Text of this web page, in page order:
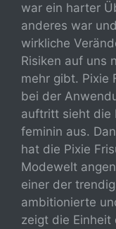
war ein harter
anderes war
wirkliche
Risiken auf uns
mehr gibt. Pixie
bei der
auftritt sieht die
feminin aus.
hat die Pixie
Modewelt
einer der
ambitionierte
zeigt die